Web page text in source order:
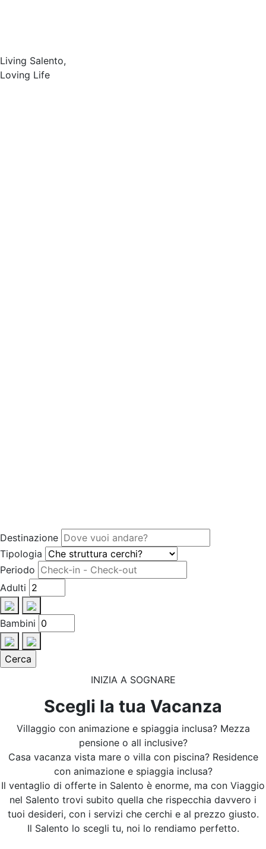
Living Salento,
Loving Life
Destinazione
Tipologia
Periodo
Adulti
Bambini
INIZIA A SOGNARE
Scegli la tua Vacanza
Villaggio con animazione e spiaggia inclusa? Mezza
pensione o all inclusive?
Casa vacanza vista mare o villa con piscina? Residence
con animazione e spiaggia inclusa?
Il ventaglio di offerte in Salento è enorme, ma con Viaggio
nel Salento trovi subito quella che rispecchia davvero i
tuoi desideri, con i servizi che cerchi e al prezzo giusto.
Il Salento lo scegli tu, noi lo rendiamo perfetto.